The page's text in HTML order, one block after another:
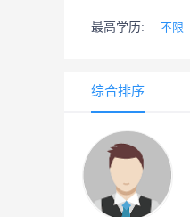
最高学历: 不限
综合排序